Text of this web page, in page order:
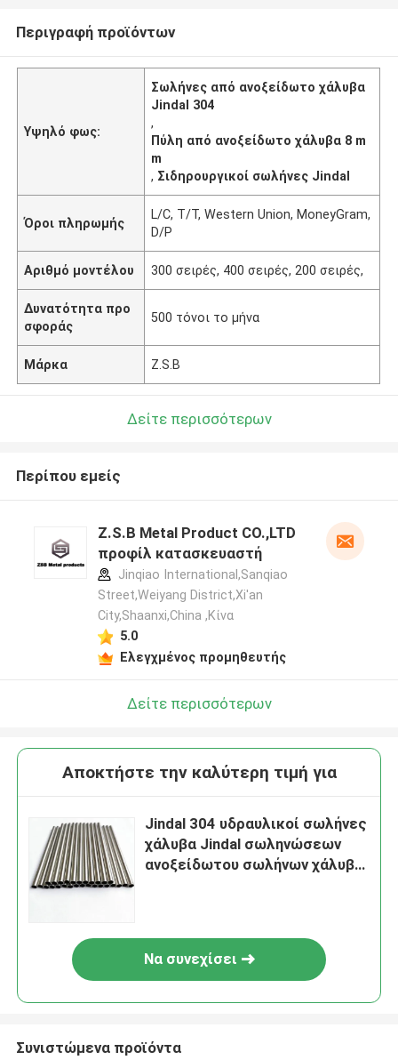
Περιγραφή προϊόντων
Υψηλό φως:
Σωλήνες από ανοξείδωτο χάλυβα
Jindal 304
,
Πύλη από ανοξείδωτο χάλυβα 8 m
m
, Σιδηρουργικοί σωλήνες Jindal
Όροι πληρωμής
L/C, T/T, Western Union, MoneyGram,
D/P
Αριθμό μοντέλου 300 σειρές, 400 σειρές, 200 σειρές,
Δυνατότητα προ
σφοράς
500 τόνοι το μήνα
Μάρκα Z.S.B
Δείτε περισσότερων
Περίπου εμείς
Z.S.B Metal Product CO.,LTD
προφίλ κατασκευαστή
Jinqiao International,Sanqiao
Street,Weiyang District,Xi'an
City,Shaanxi,China ,Κίνα
5.0
Ελεγχμένος προμηθευτής
Δείτε περισσότερων
Αποκτήστε την καλύτερη τιμή για
Jindal 304 υδραυλικοί σωλήνες
χάλυβα Jindal σωληνώσεων
ανοξείδωτου σωλήνων χάλυβα
Να συνεχίσει
Συνιστώμενα προϊόντα